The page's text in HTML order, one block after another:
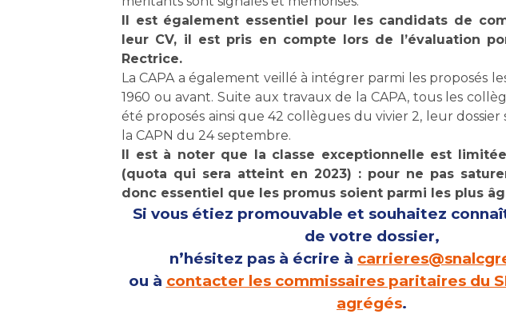
Il est également essentiel pour les candidats de
leur CV, il est pris en compte lors de l’évaluation
Rectrice.
La CAPA a également veillé à intégrer parmi les proposés
1960 ou avant. Suite aux travaux de la CAPA, tous les
été proposés ainsi que 42 collègues du vivier 2, leur dossier
la CAPN du 24 septembre.
Il est à noter que la classe exceptionnelle est
(quota qui sera atteint en 2023) : pour ne pas
donc essentiel que les promus soient parmi les plus
Si vous étiez promouvable et souhaitez
de votre dossier,
n’hésitez pas à écrire à
ou à contacter les commissaires paritaires du
agrégés.